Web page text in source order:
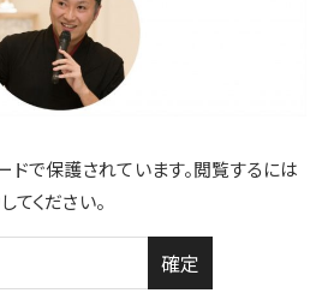
ドで保護されています。閲覧するには
てください。